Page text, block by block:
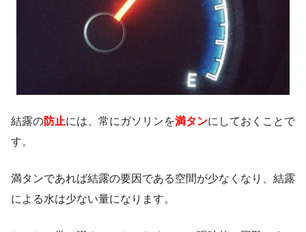
結露の防止には、常にガソリンを満タンにしておくことで
す。
満タンであれば結露の要因である空間が少なくなり、結露
による水は少ない量になります。